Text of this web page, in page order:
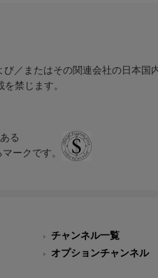
／またはその関連会社の日本国
禁じます。
る
ークです。
チャンネル一覧
オプションチャンネル